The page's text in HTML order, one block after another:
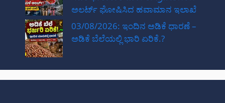
ಅಲರ್ಟ್ ಘೋಷಿಸಿದ ಹವಾಮಾನ ಇಲಾಖೆ
03/08/2026: ಇಂದಿನ ಅಡಿಕೆ ಧಾರಣೆ –
ಅಡಿಕೆ ಬೆಲೆಯಲ್ಲಿ ಭಾರಿ ಏರಿಕೆ.?